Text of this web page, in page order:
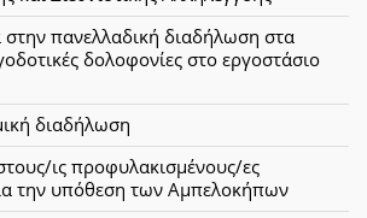
πανελλαδική διαδήλωση στα
δολοφονίες στο εργοστάσιο
διαδήλωση
ις προφυλακισμένους/ες
την υπόθεση των Αμπελοκήπων